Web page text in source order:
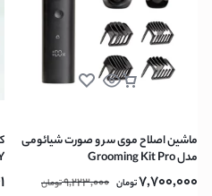
ماشین اصلاح موی سر و صورت شیائومی
مدل Grooming Kit Pro
XMGHT2KITLF
7,700,000تومان 9,223,000تومان